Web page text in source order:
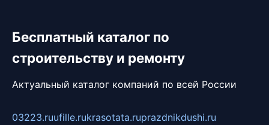
Бесплатный каталог по
строительству и ремонту
Актуальный каталог компаний по всей России
03223.ruufille.rukrasotata.ruprazdnikdushi.ru